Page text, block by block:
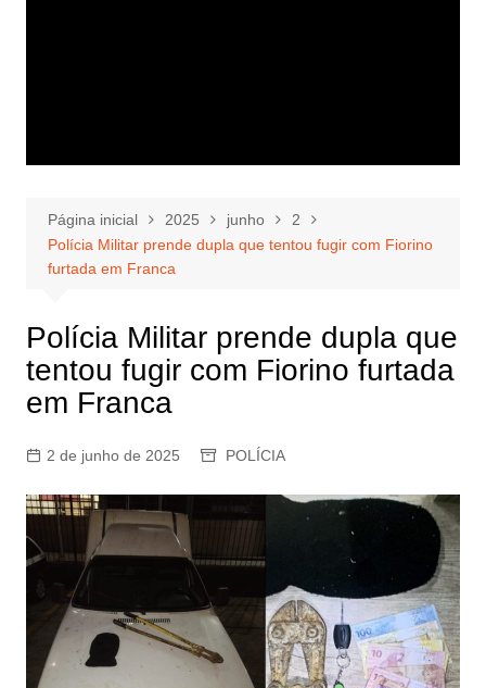
Página inicial 2025 junho
2
Polícia Militar prende dupla que tentou fugir com Fiorino
furtada em Franca
Polícia Militar prende dupla que
tentou fugir com Fiorino furtada
em Franca
2 de junho de 2025 POLÍCIA